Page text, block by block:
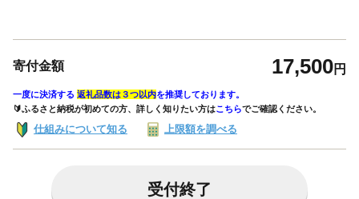
寄付金額 17,500円
一度に決済する 返礼品数は３つ以内を推奨しております。
🔰ふるさと納税が初めての方、詳しく知りたい方はこちらでご確認ください。
仕組みについて知る 上限額を調べる
受付終了